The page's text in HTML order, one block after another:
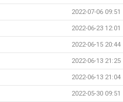
2022-07-06 09:51
2022-06-23 12:01
2022-06-15 20:44
2022-06-13 21:25
2022-06-13 21:04
2022-05-30 09:51